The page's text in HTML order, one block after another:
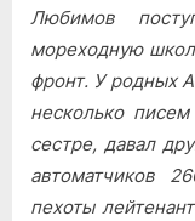
Любимов
мореходную
фронт. У родных
несколько
сестре, давал
автоматчиков
пехоты